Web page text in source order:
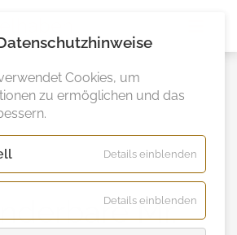
Mr.
Cookies, um
zu ermöglichen und das
Details einblenden
Details einblenden
Analyse